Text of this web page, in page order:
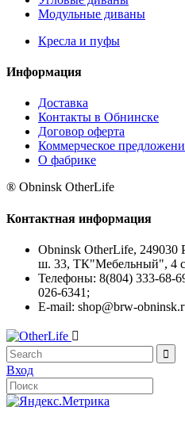
Модульные диваны
Кресла и пуфы
Информация
Доставка
Контакты в Обнинске
Договор оферта
Коммерческое
О фабрике
® Obninsk OtherLife
Контактная информация
Obninsk OtherLife, 249030
ш. 33, ТК"Мебельный", 4
Телефоны: 8(804) 333-68-
026-6341;
E-mail: shop@brw-


Вход